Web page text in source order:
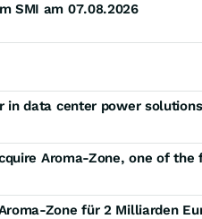
SMI am 07.08.2026
Zone für 2 Milliarden